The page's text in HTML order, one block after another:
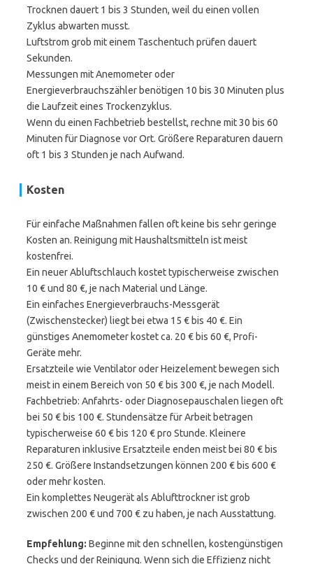
Trocknen dauert 1 bis 3 Stunden, weil du einen vollen
Zyklus abwarten musst.
Luftstrom grob mit einem Taschentuch prüfen dauert
Sekunden.
Messungen mit Anemometer oder
Energieverbrauchszähler benötigen 10 bis 30 Minuten plus
die Laufzeit eines Trockenzyklus.
Wenn du einen Fachbetrieb bestellst, rechne mit 30 bis 60
Minuten für Diagnose vor Ort. Größere Reparaturen dauern
oft 1 bis 3 Stunden je nach Aufwand.
Kosten
Für einfache Maßnahmen fallen oft keine bis sehr geringe
Kosten an. Reinigung mit Haushaltsmitteln ist meist
kostenfrei.
Ein neuer Abluftschlauch kostet typischerweise zwischen
10 € und 80 €, je nach Material und Länge.
Ein einfaches Energieverbrauchs-Messgerät
(Zwischenstecker) liegt bei etwa 15 € bis 40 €. Ein
günstiges Anemometer kostet ca. 20 € bis 60 €, Profi-
Geräte mehr.
Ersatzteile wie Ventilator oder Heizelement bewegen sich
meist in einem Bereich von 50 € bis 300 €, je nach Modell.
Fachbetrieb: Anfahrts- oder Diagnosepauschalen liegen oft
bei 50 € bis 100 €. Stundensätze für Arbeit betragen
typischerweise 60 € bis 120 € pro Stunde. Kleinere
Reparaturen inklusive Ersatzteile enden meist bei 80 € bis
250 €. Größere Instandsetzungen können 200 € bis 600 €
oder mehr kosten.
Ein komplettes Neugerät als Ablufttrockner ist grob
zwischen 200 € und 700 € zu haben, je nach Ausstattung.
Empfehlung: Beginne mit den schnellen, kostengünstigen
Checks und der Reinigung. Wenn sich die Effizienz nicht